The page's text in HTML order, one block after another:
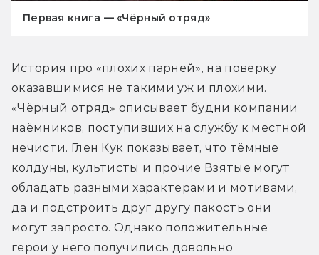
Первая книга — «Чёрный отряд»
История про «плохих парней», на поверку
оказавшимися не такими уж и плохими.
«Чёрный отряд» описывает будни компании
наёмников, поступивших на службу к местной
нечисти. Глен Кук показывает, что тёмные
колдуны, культисты и прочие Взятые могут
обладать разными характерами и мотивами,
да и подстроить друг другу пакость они
могут запросто. Однако положительные
герои у него получились довольно